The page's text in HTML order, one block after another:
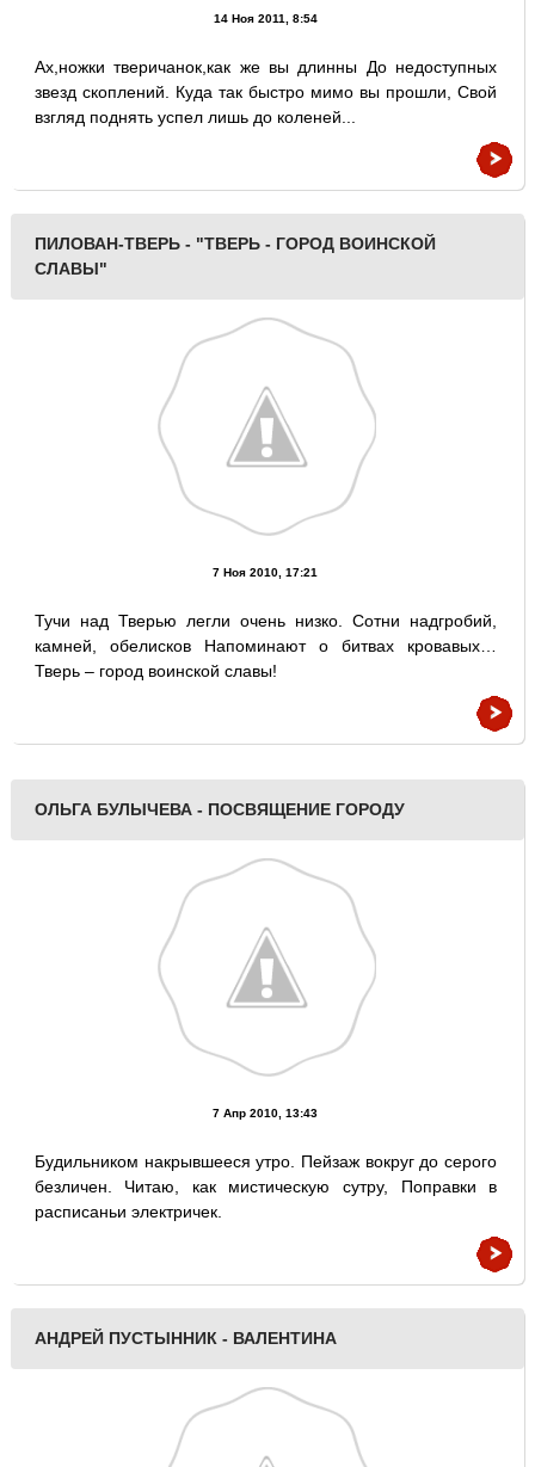
14 Ноя 2011, 8:54
Ах,ножки тверичанок,как же вы длинны До недоступных
звезд скоплений. Куда так быстро мимо вы прошли, Свой
взгляд поднять успел лишь до коленей...
ПИЛОВАН-ТВЕРЬ - "ТВЕРЬ - ГОРОД ВОИНСКОЙ
СЛАВЫ"
7 Ноя 2010, 17:21
Тучи над Тверью легли очень низко. Сотни надгробий,
камней, обелисков Напоминают о битвах кровавых…
Тверь – город воинской славы!
ОЛЬГА БУЛЫЧЕВА - ПОСВЯЩЕНИЕ ГОРОДУ
7 Апр 2010, 13:43
Будильником накрывшееся утро. Пейзаж вокруг до серого
безличен. Читаю, как мистическую сутру, Поправки в
расписаньи электричек.
АНДРЕЙ ПУСТЫННИК - ВАЛЕНТИНА